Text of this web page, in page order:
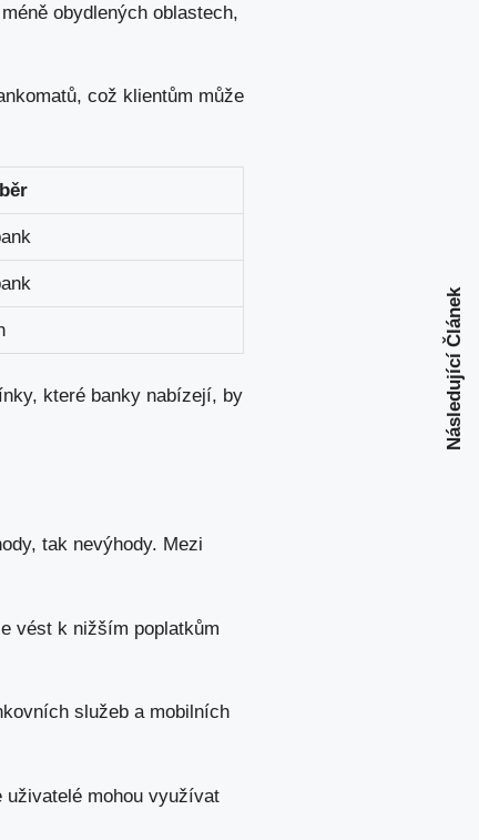
obydlených oblastech,
což klientům může
které banky nabízejí, by
tak nevýhody. Mezi
vést k nižším poplatkům
služeb a mobilních
uživatelé mohou využívat
Následující Článek